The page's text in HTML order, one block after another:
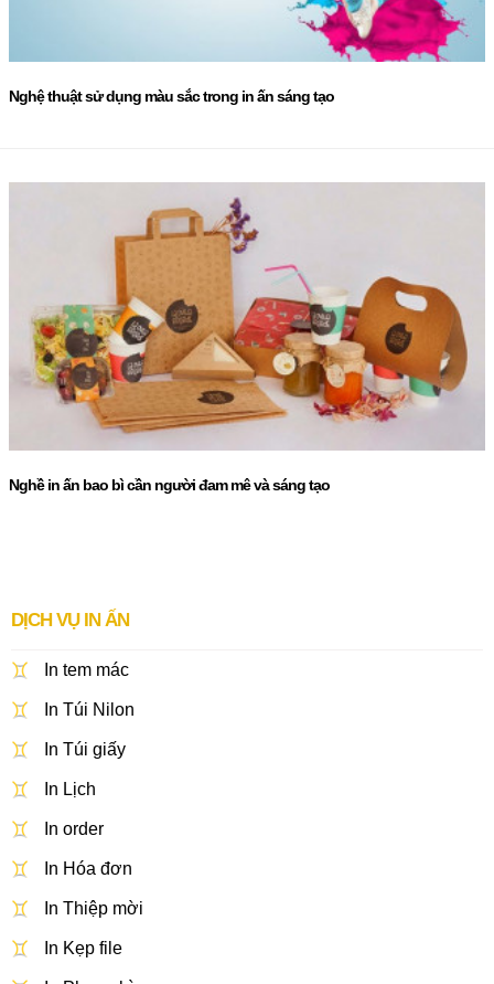
Nghệ thuật sử dụng màu sắc trong in ấn sáng tạo
Nghề in ấn bao bì cần người đam mê và sáng tạo
DỊCH VỤ IN ẤN
In tem mác
In Túi Nilon
In Túi giấy
In Lịch
In order
In Hóa đơn
In Thiệp mời
In Kẹp file